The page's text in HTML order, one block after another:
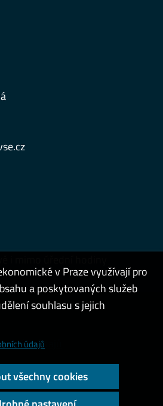
údajů
v Praze využívají pro
a poskytovaných služeb
souhlasu s jejich
údajů
všechny cookies